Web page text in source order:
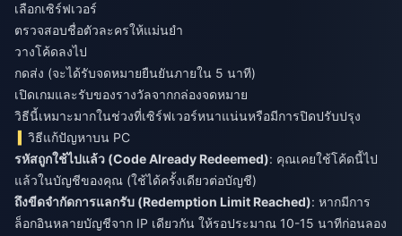
เลือกเซิร์ฟเวอร์
ตรวจสอบชื่อตัวละครให้แม่นยำ
วางโค้ดลงไป
กดส่ง (จะได้รับจดหมายยืนยันภายใน 5 นาที)
เปิดเกมและรับของรางวัลจากกล่องจดหมาย
วิธีนี้เหมาะมากในช่วงที่เซิร์ฟเวอร์หนาแน่นหรือมีการปิดปรับปรุง
วิธีแก้ปัญหาบน PC
รหัสถูกใช้ไปแล้ว (Code Already Redeemed): คุณเคยใช้โค้ดนี้ไป
แล้วในบัญชีของคุณ (ใช้ได้ครั้งเดียวต่อบัญชี)
ถึงขีดจำกัดการแลกรับ (Redemption Limit Reached): หากมีการ
ล็อกอินหลายบัญชีจาก IP เดียวกัน ให้รอประมาณ 10-15 นาทีก่อนลอง